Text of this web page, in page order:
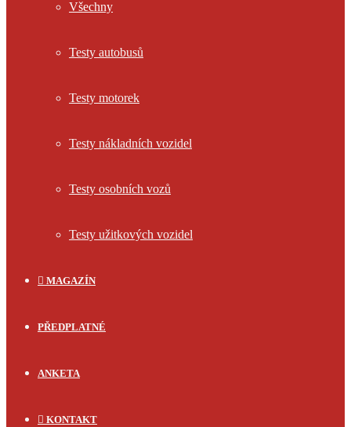
Všechny
Testy autobusů
Testy motorek
Testy nákladních vozidel
Testy osobních vozů
Testy užitkových vozidel
MAGAZÍN
PŘEDPLATNÉ
ANKETA
KONTAKT